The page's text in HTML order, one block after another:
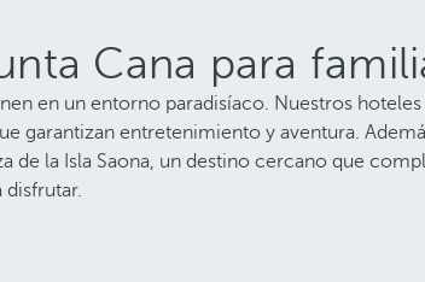
Cana para
en un entorno paradisíaco. Nuestros
garantizan entretenimiento y aventura.
la Isla Saona, un destino cercano que